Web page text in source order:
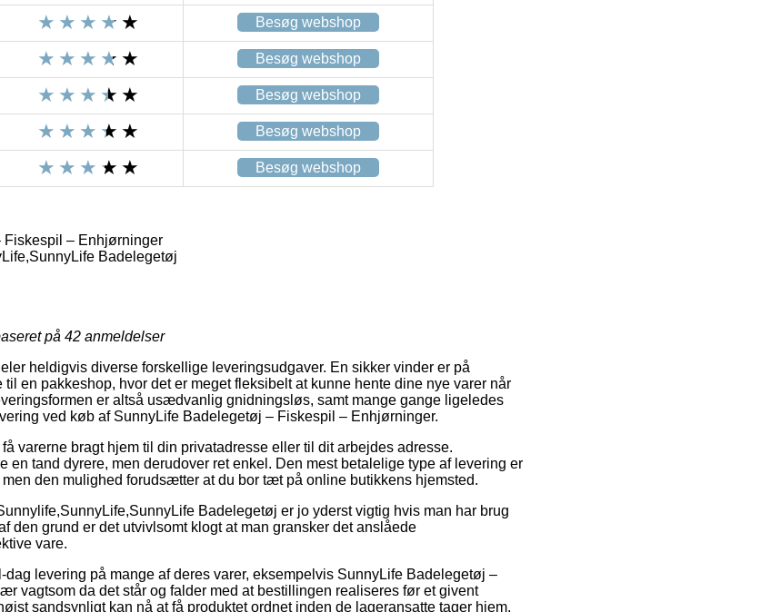
Besøg webshop
Besøg webshop
Besøg webshop
Besøg webshop
Besøg webshop
– Enhjørninger
Badelegetøj
på 42 anmeldelser
heldigvis diverse forskellige leveringsudgaver. En sikker vinder er på
en pakkeshop, hvor det er meget fleksibelt at kunne hente dine nye varer når
er altså usædvanlig gnidningsløs, samt mange gange ligeledes
ved køb af SunnyLife Badelegetøj – Fiskespil – Enhjørninger.
varerne bragt hjem til din privatadresse eller til dit arbejdes adresse.
en tand dyrere, men derudover ret enkel. Den mest betalelige type af levering er
den mulighed forudsætter at du bor tæt på online butikkens hjemsted.
Badelegetøj er jo yderst vigtig hvis man har brug
den grund er det utvivlsomt klogt at man gransker det anslåede
vare.
dag levering på mange af deres varer, eksempelvis SunnyLife Badelegetøj –
vagtsom da det står og falder med at bestillingen realiseres før et givent
sandsynligt kan nå at få produktet ordnet inden de lageransatte tager hjem.